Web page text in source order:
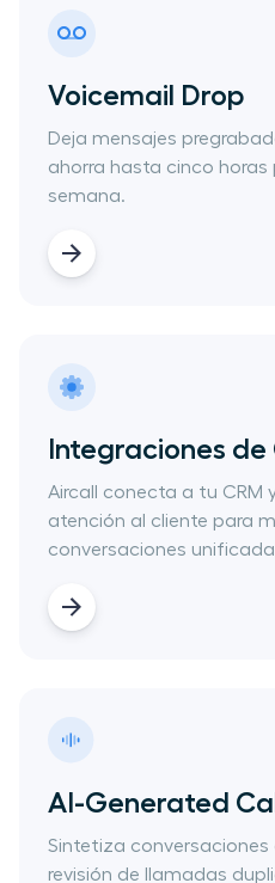
Voicemail Drop
Deja mensajes
ahorra hasta cinco horas
semana.
Integraciones de
Aircall ​conecta a tu CRM
atención al cliente ​para
conversaciones
AI-Generated
​Sintetiza conversaciones
revisión de llamadas